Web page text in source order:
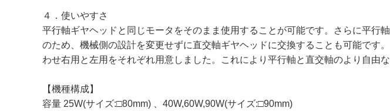
４．使いやすさ
平行軸ギヤヘッドと同じモータをそのまま使用することが可能です。さらに平
のため、機械側の設計を変更せずに直交軸ギヤヘッドに交換することも可能で
わせ右用と左用をそれぞれ用意しました。これにより平行軸と直交軸のより自由な
【機種構成】
容量 25W(サイズ:□80mm) 、40W,60W,90W(サイズ:□90mm)